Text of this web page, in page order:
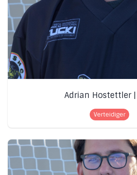
Adrian Hostettler
Verteidiger